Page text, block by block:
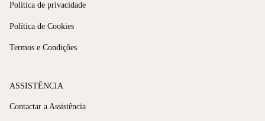
Política de privacidade
Política de Cookies
Termos e Condições
ASSISTÊNCIA
Contactar a Assistência